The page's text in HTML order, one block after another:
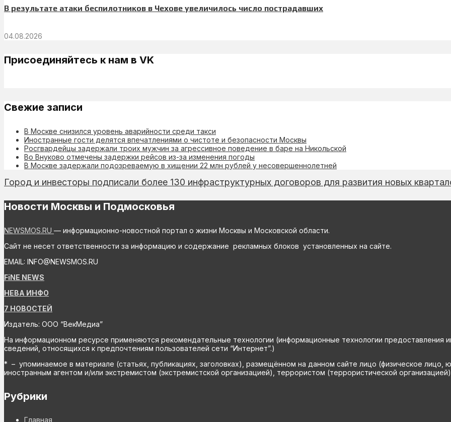
В результате атаки беспилотников в Чехове увеличилось число пострадавших
04.08.2026
Присоединяйтесь к нам в VK
Свежие записи
В Москве снизился уровень аварийности среди такси
Иностранные гости делятся впечатлениями о чистоте и безопасности Москвы
Росгвардейцы задержали троих мужчин за агрессивное поведение в баре на Никольской
Во Внуково отмечены задержки рейсов из-за изменения погоды
В Москве задержали подозреваемую в хищении 22 млн рублей у несовершеннолетней
Город и инвесторы подписали более 130 инфраструктурных договоров для развития новых
Новости Москвы и Подмосковья
NEWSMOS.RU — информационно-новостной портал о жизни Москвы и Московской области.
Сайт не несет ответственности за информацию и содержание рекламных блоков установленных на сайте.
EMAIL: INFO@NEWSMOS.RU
FiNE NEWS
НЕВА ИНФО
7 НОВОСТЕЙ
Издатель: ООО “ВекМедиа”
На информационном ресурсе применяются рекомендательные технологии (информационные технологии предоставления
сведений, относящихся к предпочтениям пользователей сети “Интернет”.)
* – упоминаемое в материале (статьях, публикациях, заголовках), размещённом на данном сайте лицо (физическое лицо,
иностранным агентом и/или экстремистом (экстремистской организацией), террористом (террористической
Рубрики
Главная